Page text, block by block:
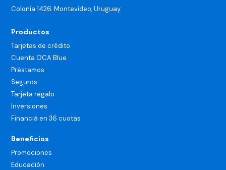
Colonia 1426. Montevideo, Uruguay
Productos
Tarjetas de crédito
Cuenta OCA Blue
Préstamos
Seguros
Tarjeta regalo
Inversiones
Financiá en 36 cuotas
Beneficios
Promociones
Educación